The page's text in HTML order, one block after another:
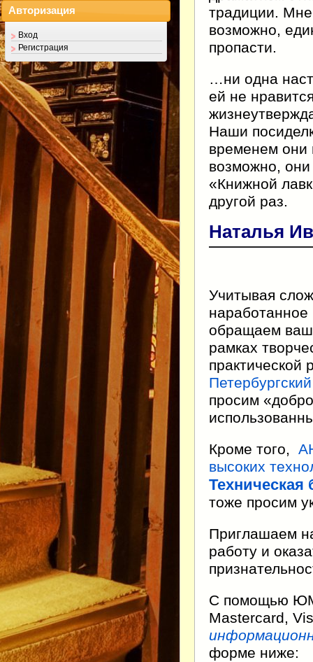
традиции. Мне
возможно,
пропасти.
…ни одна
ей не
Наши
временем они
возможно, они
«Книжной
другой раз.
Наталья
Учитывая
наработанное
обращаем
рамках
практической
просим
Кроме того,
высоких
Техническая
тоже просим
Приглашаем
работу и
С помощью
Mastercard,
форме ниже:
Авторизация
Вход
Регистрация